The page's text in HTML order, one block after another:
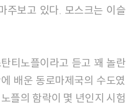
주보고 있다. 모스크는 이슬
티노플이라고 듣고 꽤 놀란
배운 동로마제국의 수도였
플의 함락이 몇 년인지 시험